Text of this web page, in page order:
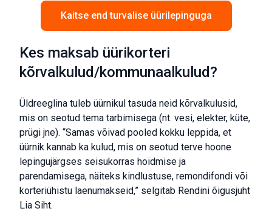
Kaitse end turvalise üürilepinguga
Kes maksab üürikorteri
kõrvalkulud/kommunaalkulud?
Üldreeglina tuleb üürnikul tasuda neid kõrvalkulusid,
mis on seotud tema tarbimisega (nt. vesi, elekter, küte,
prügi jne). “Samas võivad pooled kokku leppida, et
üürnik kannab ka kulud, mis on seotud terve hoone
lepingujärgses seisukorras hoidmise ja
parendamisega, näiteks kindlustuse, remondifondi või
korteriühistu laenumakseid,” selgitab Rendini õigusjuht
Lia Siht.